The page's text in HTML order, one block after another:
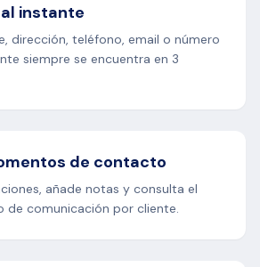
instante
dirección, teléfono, email o número
siempre se encuentra en 3
de contacto
añade notas y consulta el
de comunicación por cliente.